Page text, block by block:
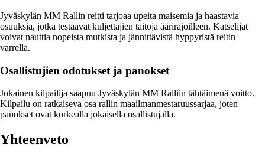
Jyväskylän MM Rallin reitti tarjoaa upeita maisemia ja haastavia
osuuksia, jotka testaavat kuljettajien taitoja äärirajoilleen. Katselijat
voivat nauttia nopeista mutkista ja jännittävistä hyppyristä reitin
varrella.
Osallistujien odotukset ja panokset
Jokainen kilpailija saapuu Jyväskylän MM Ralliin tähtäimenä voitto.
Kilpailu on ratkaiseva osa rallin maailmanmestaruussarjaa, joten
panokset ovat korkealla jokaisella osallistujalla.
Yhteenveto